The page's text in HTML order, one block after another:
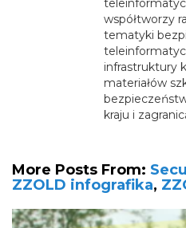
współtworzy
tematyki
infrastruktury
materiałów
kraju i
More Posts From:
ZZOLD infografika,